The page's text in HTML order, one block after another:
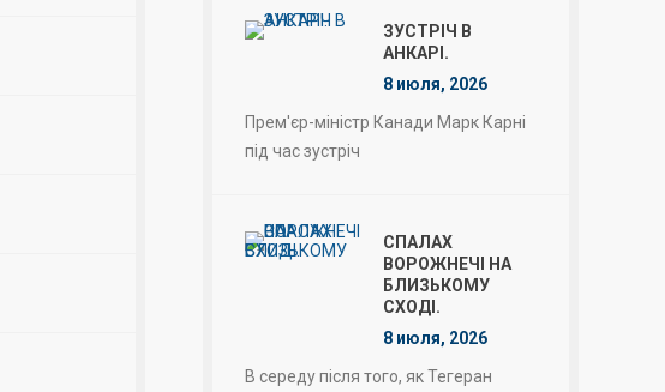
ЗУСТРІЧ В
АНКАРІ.
8 июля, 2026
Прем'єр-міністр Канади Марк Карні
під час зустріч
СПАЛАХ
ВОРОЖНЕЧІ НА
БЛИЗЬКОМУ
СХОДІ.
8 июля, 2026
В середу після того, як Тегеран